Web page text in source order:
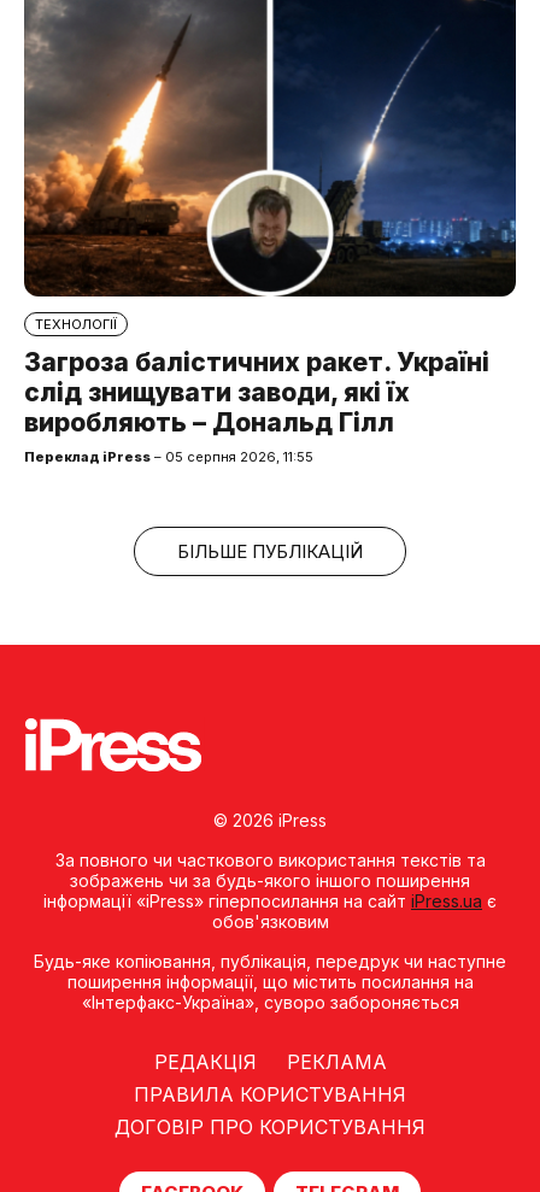
ТЕХНОЛОГІЇ
Загроза балістичних ракет. Україні
слід знищувати заводи, які їх
виробляють – Дональд Гілл
Переклад iPress – 05 серпня 2026, 11:55
БІЛЬШЕ ПУБЛІКАЦІЙ
© 2026 iPress
За повного чи часткового використання текстів та
зображень чи за будь-якого іншого поширення
інформації «iPress» гіперпосилання на сайт iPress.ua є
обов'язковим
Будь-яке копiювання, публiкацiя, передрук чи наступне
поширення iнформацiї, що мiстить посилання на
«Iнтерфакс-Україна», суворо забороняється
РЕДАКЦІЯ
РЕКЛАМА
ПРАВИЛА КОРИСТУВАННЯ
ДОГОВІР ПРО КОРИСТУВАННЯ